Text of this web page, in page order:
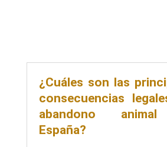
¿Cuáles son las
consecuencias
abandono
España?